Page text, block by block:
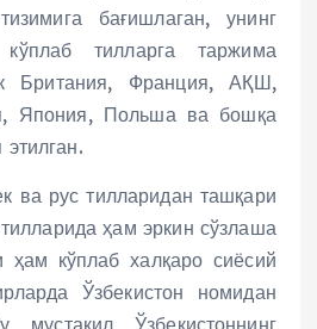
бағишлаган, унинг
тилларга таржима
Британия, Франция, АҚШ,
Япония, Польша ва бошқа
ва рус тилларидан ташқари
ҳам эркин сўзлаша
кўплаб халқаро сиёсий
Ўзбекистон номидан